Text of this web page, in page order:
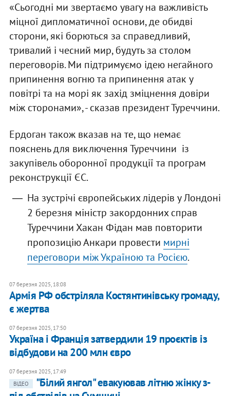
«Сьогодні ми звертаємо увагу на важливість
міцної дипломатичної основи, де обидві
сторони, які борються за справедливий,
тривалий і чесний мир, будуть за столом
переговорів. Ми підтримуємо ідею негайного
припинення вогню та припинення атак у
повітрі та на морі як захід зміцнення довіри
між сторонами», - сказав президент Туреччини.
Ердоган також вказав на те, що немає
пояснень для виключення Туреччини із
закупівель оборонної продукції та програм
реконструкції ЄС.
На зустрічі європейських лідерів у Лондоні
2 березня міністр закордонних справ
Туреччини Хакан Фідан мав повторити
пропозицію Анкари провести мирні
переговори між Україною та Росією.
07 березня 2025, 18:08
Армія РФ обстріляла Костянтинівську громаду,
є жертва
07 березня 2025, 17:50
Україна і Франція затвердили 19 проєктів із
відбудови на 200 млн євро
07 березня 2025, 17:49
ВІДЕО
"Білий янгол" евакуював літню жінку з-